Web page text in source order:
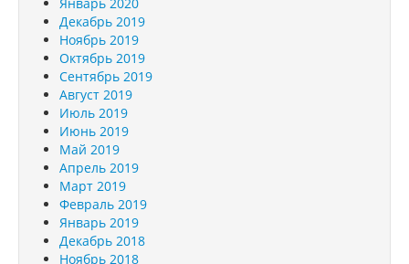
Декабрь 2019
Ноябрь 2019
Октябрь 2019
Сентябрь 2019
Август 2019
Июль 2019
Июнь 2019
Май 2019
Апрель 2019
Март 2019
Февраль 2019
Январь 2019
Декабрь 2018
Ноябрь 2018